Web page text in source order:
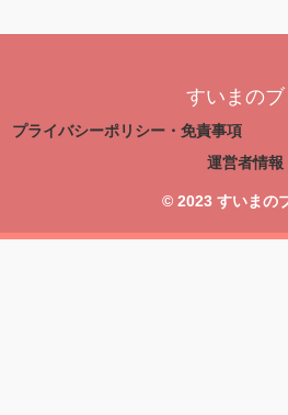
すいまの
プライバシーポリシー・免責事項
運営者情報
© 2023 すいまの